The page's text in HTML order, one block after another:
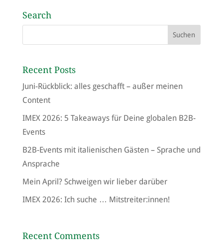
Search
Recent Posts
Juni-Rückblick: alles geschafft – außer meinen
Content
IMEX 2026: 5 Takeaways für Deine globalen B2B-
Events
B2B-Events mit italienischen Gästen – Sprache und
Ansprache
Mein April? Schweigen wir lieber darüber
IMEX 2026: Ich suche … Mitstreiter:innen!
Recent Comments